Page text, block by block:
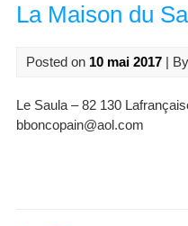
La Maison du
Posted on 10 mai 2017| By
Le Saula – 82 130
bboncopain@aol.com